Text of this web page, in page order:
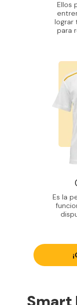
Ellos
lograr
para
Es la